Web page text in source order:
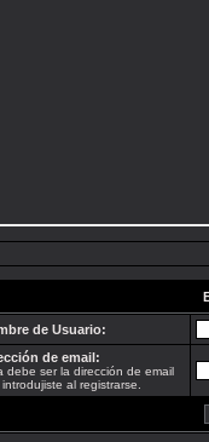
de Usuario:
de email:
debe ser la dirección de email
al registrarse.